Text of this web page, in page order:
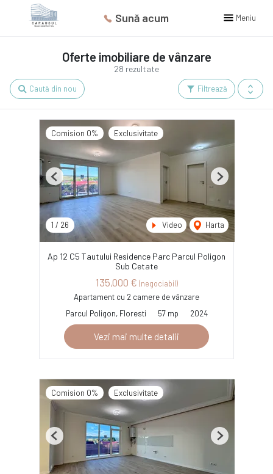
Sună acum Meniu
28 rezultate
Oferte imobiliare de vânzare
Filtrează
Caută din nou
Comision 0% Exclusivitate
1 / 26 Video Harta
Previous Next
Ap 12 C5 Tautului Residence Parc Parcul Poligon
Sub Cetate
135,000 € (negociabil)
Apartament cu 2 camere de vânzare
Parcul Poligon, Floresti
57 mp 2024
Vezi mai multe detalii
Comision 0% Exclusivitate
Previous Next